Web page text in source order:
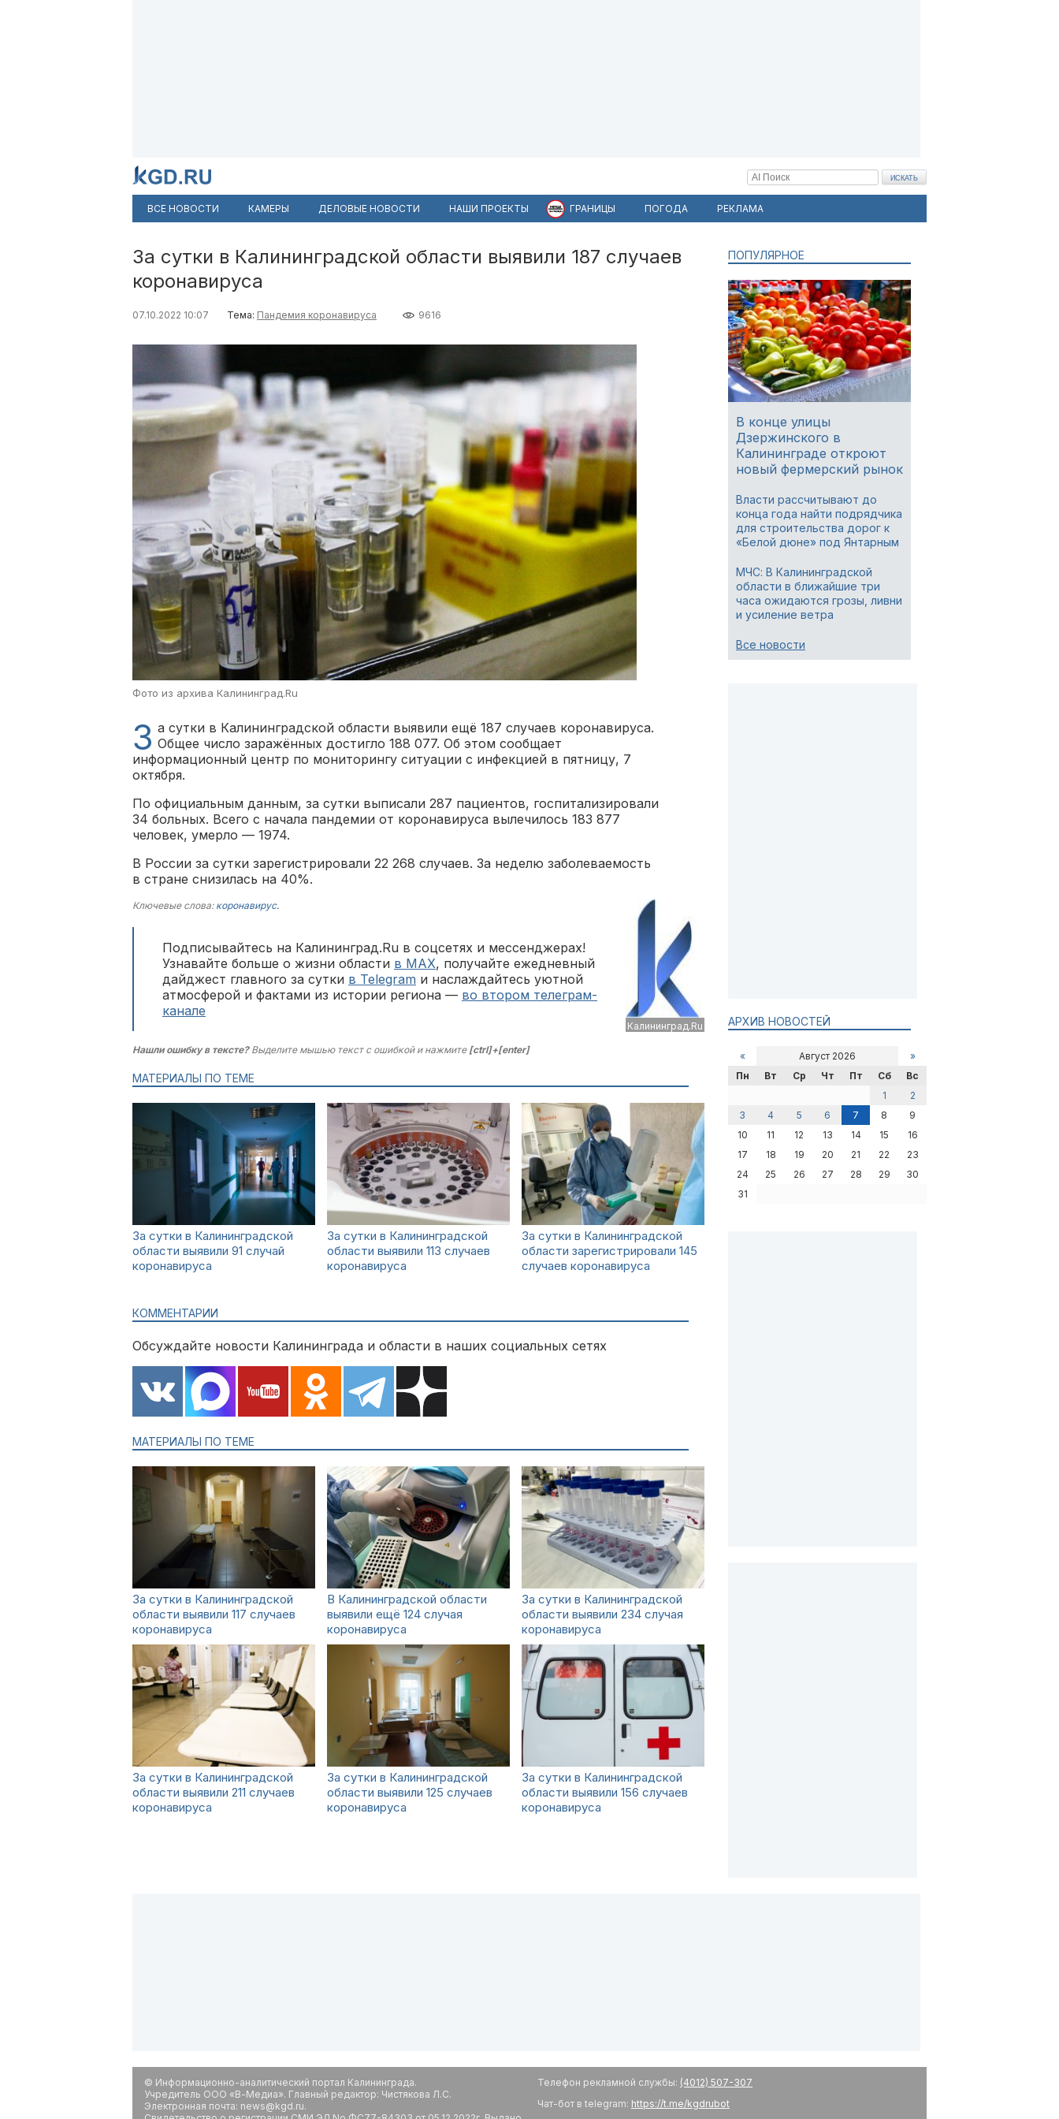
ВСЕ НОВОСТИ КАМЕРЫ ДЕЛОВЫЕ НОВОСТИ НАШИ ПРОЕКТЫ ГРАНИЦЫ ПОГОДА РЕКЛАМА
За сутки в Калининградской области выявили 187 случаев
коронавируса
07.10.2022 10:07 Тема: Пандемия коронавируса 9616
Фото из архива Калининград.Ru
З а сутки в Калининградской области выявили ещё 187 случаев коронавируса.
Общее число заражённых достигло 188 077. Об этом сообщает
информационный центр по мониторингу ситуации с инфекцией в пятницу, 7
октября.
По официальным данным, за сутки выписали 287 пациентов, госпитализировали
34 больных. Всего с начала пандемии от коронавируса вылечилось 183 877
человек, умерло — 1974.
В России за сутки зарегистрировали 22 268 случаев. За неделю заболеваемость
в стране снизилась на 40%.
Калининград.Ru
Ключевые слова: коронавирус.
Подписывайтесь на Калининград.Ru в соцсетях и мессенджерах!
Узнавайте больше о жизни области в MAX, получайте ежедневный
дайджест главного за сутки в Telegram и наслаждайтесь уютной
атмосферой и фактами из истории региона — во втором телеграм-
канале
Нашли ошибку в тексте?Выделите мышью текст с ошибкой и нажмите [ctrl]+[enter]
МАТЕРИАЛЫ ПО ТЕМЕ
За сутки в Калининградской
области выявили 91 случай
коронавируса
За сутки в Калининградской
области выявили 113 случаев
коронавируса
За сутки в Калининградской
области зарегистрировали 145
случаев коронавируса
КОММЕНТАРИИ
Обсуждайте новости Калининграда и области в наших социальных сетях
МАТЕРИАЛЫ ПО ТЕМЕ
За сутки в Калининградской
области выявили 117 случаев
коронавируса
В Калининградской области
выявили ещё 124 случая
коронавируса
За сутки в Калининградской
области выявили 234 случая
коронавируса
За сутки в Калининградской
области выявили 211 случаев
коронавируса
За сутки в Калининградской
области выявили 125 случаев
коронавируса
За сутки в Калининградской
области выявили 156 случаев
коронавируса
ПОПУЛЯРНОЕ
В конце улицы
Дзержинского в
Калининграде откроют
новый фермерский рынок
Власти рассчитывают до
конца года найти подрядчика
для строительства дорог к
«Белой дюне» под Янтарным
МЧС: В Калининградской
области в ближайшие три
часа ожидаются грозы, ливни
и усиление ветра
Все новости
АРХИВ НОВОСТЕЙ
« Август 2026
»
Пн
Вт Ср Чт Пт Сб
Вс
1
2
3
4 5 6 7 8
9
10
11 12 13 14 15
16
17
18 19 20 21 22
23
24
25 26 27 28 29
30
31
© Информационно-аналитический портал Калининграда.
Учредитель ООО «В-Медиа». Главный редактор: Чистякова Л.С.
Электронная почта: news@kgd.ru.
Телефон рекламной службы: (4012) 507-307
Чат-бот в telegram: https://t.me/kgdrubot